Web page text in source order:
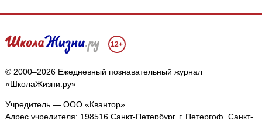
12+
© 2000–2026 Ежедневный познавательный журнал
«ШколаЖизни.ру»
Учредитель — ООО «Квантор»
Адрес учредителя: 198516 Санкт-Петербург, г. Петергоф, Санкт-